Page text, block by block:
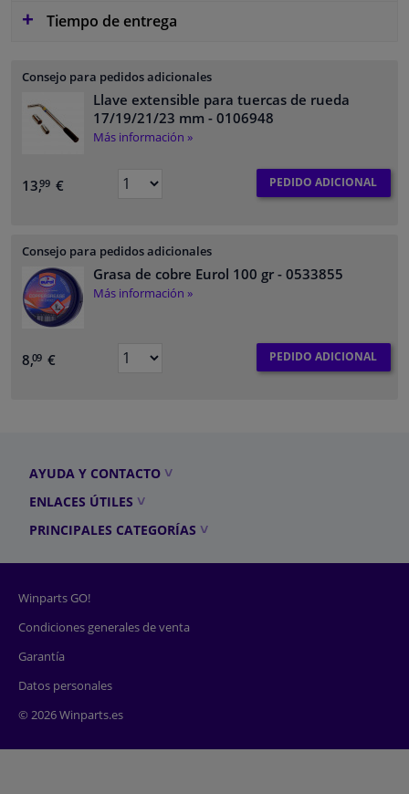
Tiempo de entrega
Consejo para pedidos adicionales
Llave extensible para tuercas de rueda
17/19/21/23 mm - 0106948
Más información »
13,99 € PEDIDO ADICIONAL
Consejo para pedidos adicionales
Grasa de cobre Eurol 100 gr - 0533855
Más información »
8,09 € PEDIDO ADICIONAL
AYUDA Y CONTACTO
ENLACES ÚTILES
PRINCIPALES CATEGORÍAS
Winparts GO!
Condiciones generales de venta
Garantía
Datos personales
© 2026 Winparts.es